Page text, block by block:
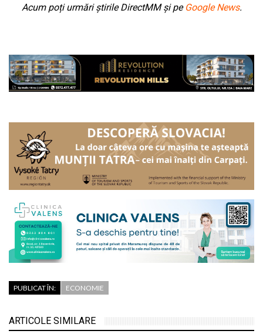
Acum poți urmări știrile DirectMM și pe Google News.
PUBLICAT ÎN: ECONOMIE
ARTICOLE SIMILARE